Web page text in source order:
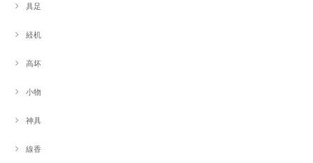
具足
経机
高坏
小物
神具
線香